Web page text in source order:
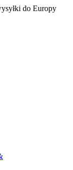
do Europy